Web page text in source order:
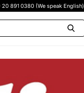
20 891 0380 (We speak English)